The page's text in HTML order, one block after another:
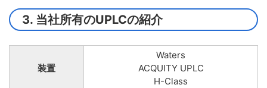
3. 当社所有のUPLCの紹介
装置
Waters
ACQUITY UPLC
H-Class